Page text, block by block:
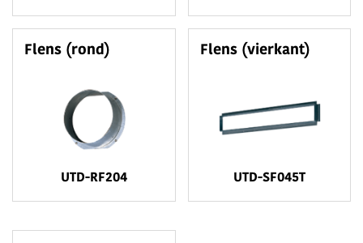
Flens (rond)
UTD-RF204
Flens (vierkant)
UTD-SF045T